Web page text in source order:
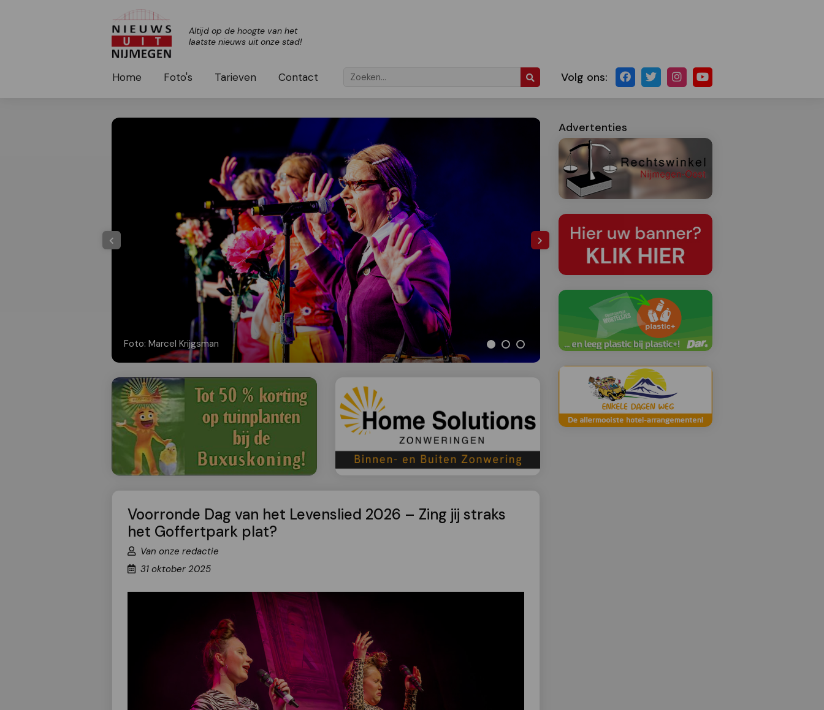
Altijd op de hoogte van het
laatste nieuws uit onze stad!
Home Foto's Tarieven Contact Volg ons:
Foto: Marcel Krijgsman Foto: Ton Gelsing
Voorronde Dag van het Levenslied 2026 – Zing jij straks
het Goffertpark plat?
Van onze redactie
31 oktober 2025
Advertenties